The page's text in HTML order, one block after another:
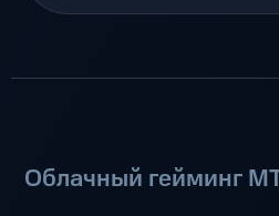
Облачный гейминг